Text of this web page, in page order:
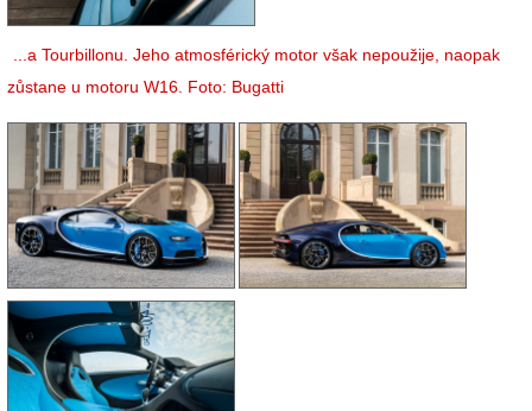
...a Tourbillonu. Jeho atmosférický motor však nepoužije, naopak
zůstane u motoru W16. Foto: Bugatti